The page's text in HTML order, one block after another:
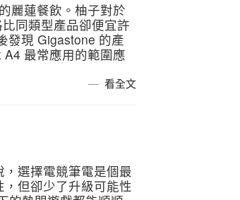
麗蓮餐飲。柚子對於
同類型產品卻便宜許
發現 Gigastone 的產
最常應用的範圍應
看全文
，選擇電競筆電是個最
但卻少了升級可能性